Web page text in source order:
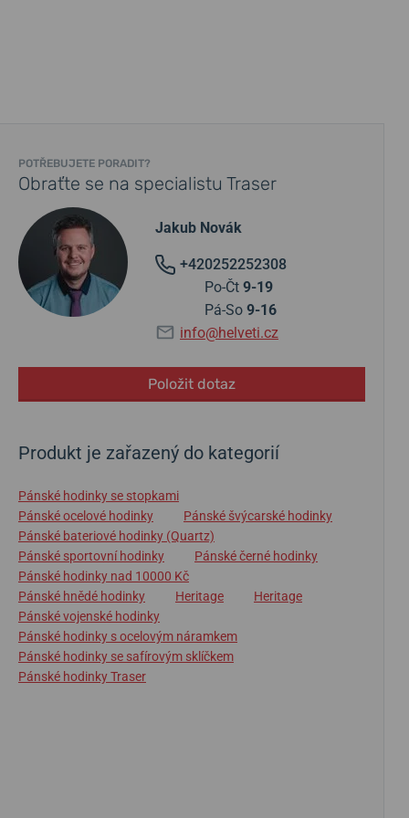
POTŘEBUJETE PORADIT?
Obraťte se na specialistu Traser
Jakub Novák
+420252252308
Po-Čt 9-19
Pá-So 9-16
info@helveti.cz
Položit dotaz
Produkt je zařazený do kategorií
Pánské hodinky se stopkami
Pánské ocelové hodinky
Pánské švýcarské hodinky
Pánské bateriové hodinky (Quartz)
Pánské sportovní hodinky
Pánské černé hodinky
Pánské hodinky nad 10000 Kč
Pánské hnědé hodinky
Heritage
Heritage
Pánské vojenské hodinky
Pánské hodinky s ocelovým náramkem
Pánské hodinky se safírovým sklíčkem
Pánské hodinky Traser